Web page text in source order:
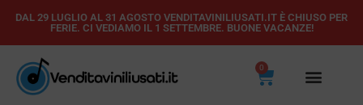
Vai
contenuto
DAL 29 LUGLIO AL 31 AGOSTO VENDITAVINILIUSATI.IT È CHIUSO PER
FERIE. CI VEDIAMO IL 1 SETTEMBRE. BUONE VACANZE!
0
Carrello